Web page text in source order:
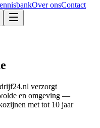
Over onsContact
verzorgt
en omgeving —
met tot 10 jaar